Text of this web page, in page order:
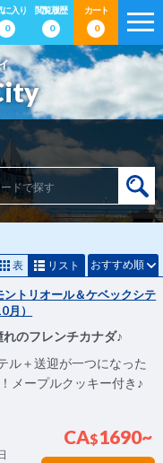
に入り
0
閲覧履歴
0
カート
0
表 リスト おすすめ順
トリオール＆ケベックシテ
月）
のフレンチカナダ♪
ル＋送迎が一つになった
メープルクッキー付き♪
CA$1690~